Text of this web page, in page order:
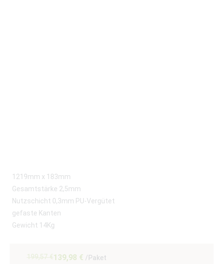
1219mm x 183mm
Gesamtstärke 2,5mm
Nutzschicht 0,3mm PU-Vergütet
gefaste Kanten
Gewicht 14Kg
199,57€139,98 € /Paket